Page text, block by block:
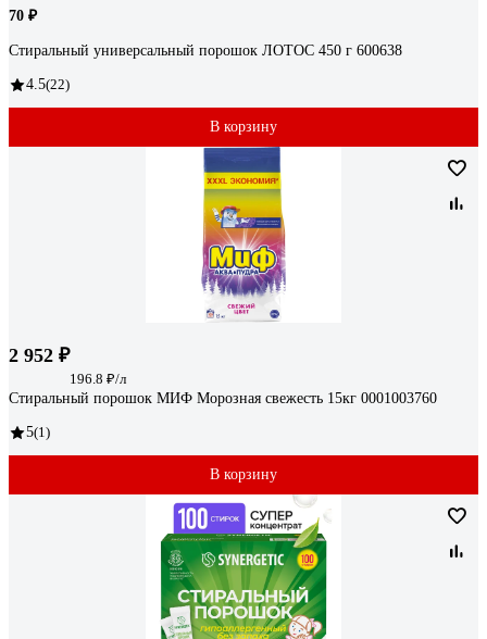
70 ₽
Стиральный универсальный порошок ЛОТОС 450 г 600638
4.5(22)
В корзину
2 952 ₽
196.8 ₽/л
Стиральный порошок МИФ Морозная свежесть 15кг 0001003760
5(1)
В корзину